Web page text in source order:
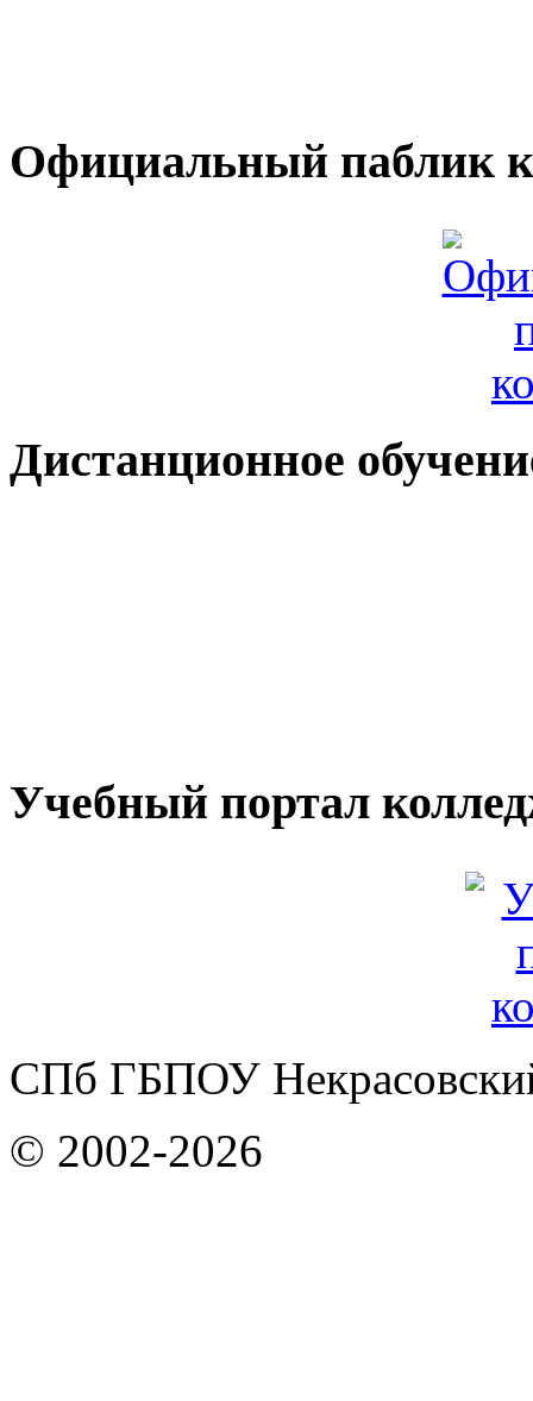
Официальный паблик
Дистанционное
Учебный портал
СПб ГБПОУ
© 2002-2026